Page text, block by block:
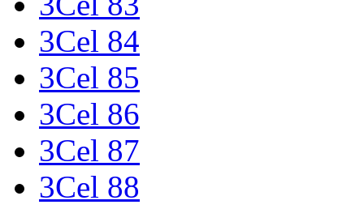
3Cel 84
3Cel 85
3Cel 86
3Cel 87
3Cel 88